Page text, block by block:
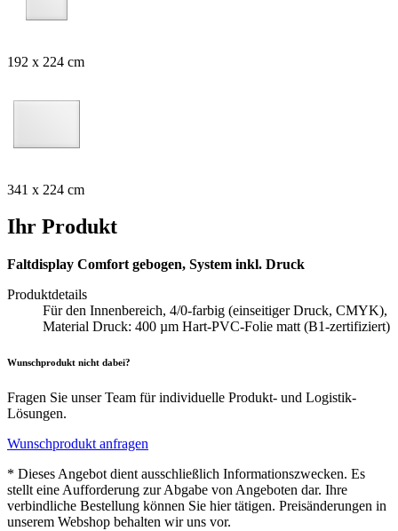
192 x 224 cm
341 x 224 cm
Ihr Produkt
Faltdisplay Comfort gebogen, System inkl. Druck
Produktdetails
Für den Innenbereich, 4/0-farbig (einseitiger Druck, CMYK),
Material Druck: 400 µm Hart-PVC-Folie matt (B1-zertifiziert)
Wunschprodukt nicht dabei?
Fragen Sie unser Team für individuelle Produkt- und Logistik-
Lösungen.
Wunschprodukt anfragen
* Dieses Angebot dient ausschließlich Informationszwecken. Es
stellt eine Aufforderung zur Abgabe von Angeboten dar. Ihre
verbindliche Bestellung können Sie hier tätigen. Preisänderungen in
unserem Webshop behalten wir uns vor.